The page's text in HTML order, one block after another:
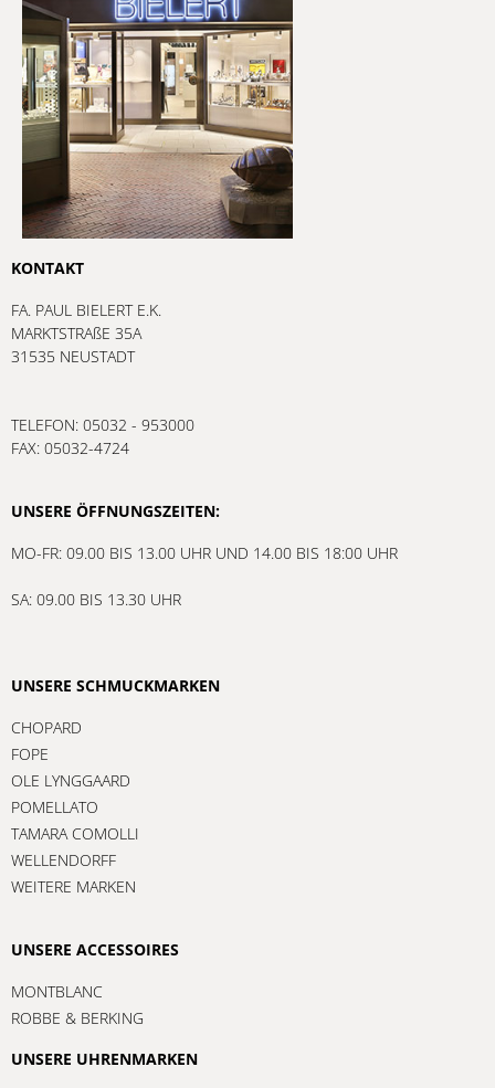
KONTAKT
FA. PAUL BIELERT E.K.
MARKTSTRAßE 35A
31535 NEUSTADT
TELEFON: 05032 - 953000
FAX: 05032-4724
UNSERE ÖFFNUNGSZEITEN:
MO-FR: 09.00 BIS 13.00 UHR UND 14.00 BIS 18:00 UHR
SA: 09.00 BIS 13.30 UHR
UNSERE SCHMUCKMARKEN
CHOPARD
FOPE
OLE LYNGGAARD
POMELLATO
TAMARA COMOLLI
WELLENDORFF
WEITERE MARKEN
UNSERE ACCESSOIRES
MONTBLANC
ROBBE & BERKING
UNSERE UHRENMARKEN